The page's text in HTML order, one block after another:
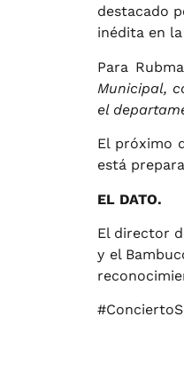
destacado
inédita en
Para
Municipal,
el
El próximo
está
EL DATO.
El director
y el